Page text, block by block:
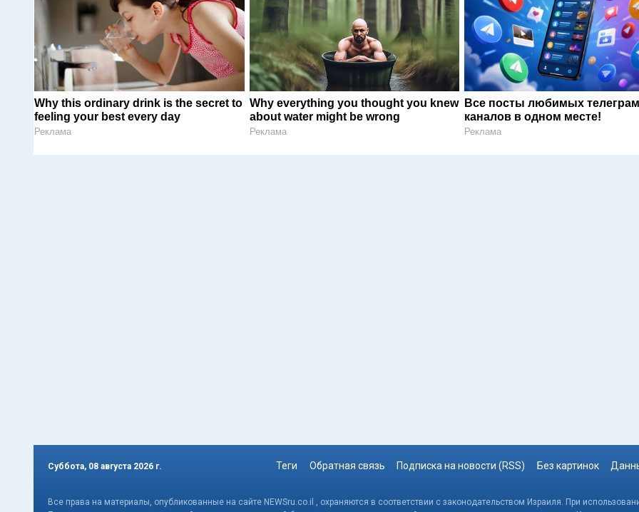
Why this ordinary drink is the secret to
feeling your best every day
Реклама
Why everything you thought you knew
about water might be wrong
Реклама
Все посты любимых
каналов в одном месте!
Реклама
Суббота, 08 августа 2026 г. Теги Обратная связь Подписка на новости (RSS) Без картинок
Все права на материалы, опубликованные на сайте NEWSru.co.il , охраняются в соответствии с законодательством Израиля. При